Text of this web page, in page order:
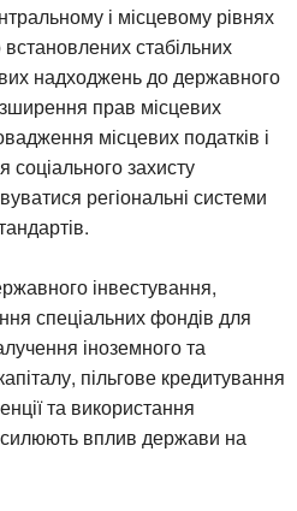
і місцевому рівнях
стабільних
надходжень до державного
прав місцевих
місцевих податків і
захисту
регіональні системи
інвестування,
спеціальних фондів для
іноземного та
пільгове кредитування
та використання
вплив держави на